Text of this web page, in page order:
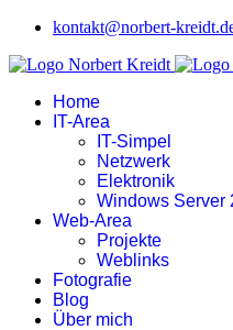
kontakt@norbert-
Home
IT-Area
IT-Simpel
Netzwerk
Elektronik
Windows Server
Web-Area
Projekte
Weblinks
Fotografie
Blog
Über mich